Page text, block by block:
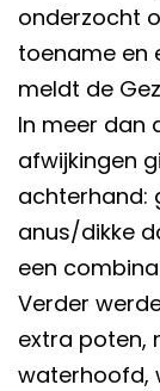
onderzocht
toename en
meldt de
In meer dan
afwijkingen
achterhand:
anus/dikke
een
Verder
extra poten,
waterhoofd,